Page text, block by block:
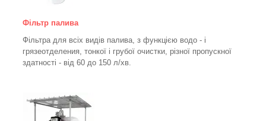
Фільтр палива
Фільтра для всіх видів палива, з функцією водо - і
грязеотделения, тонкої і грубої очистки, різної пропускної
здатності - від 60 до 150 л/хв